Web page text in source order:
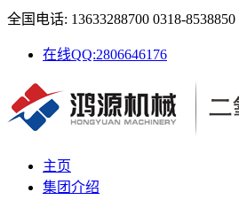
全国电话: 13633288700 0318-8538850
在线QQ:2806646176
主页
集团介绍